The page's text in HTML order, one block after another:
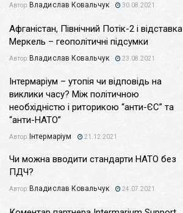
Автор: Владислав Ковальчук 30.08.2021
Афганістан, Північний Потік-2 і відставка
Меркель – геополітичні підсумки
Автор:Владислав Ковальчук 23.08.2021
Інтермаріум – утопія чи відповідь на
виклики часу? Між політичною
необхідністю і риторикою “анти-ЄС” та
“анти-НАТО”
Автор: Інтермаріум 21.12.2021
Чи можна вводити стандарти НАТО без
ПДЧ?
Автор: Владислав Ковальчук 24.07.2021